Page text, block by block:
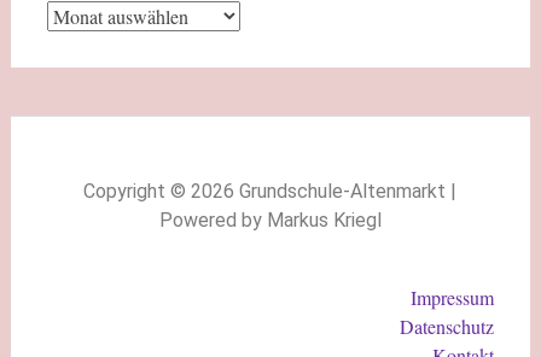
Copyright © 2026 Grundschule-Altenmarkt |
Powered by Markus Kriegl
Impressum
Datenschutz